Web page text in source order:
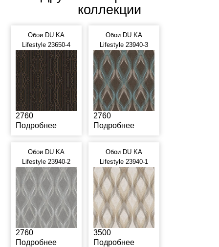
коллекции
Обои DU KA
Lifestyle 23650-4
2760
Подробнее
Обои DU KA
Lifestyle 23940-3
2760
Подробнее
Обои DU KA
Lifestyle 23940-2
2760
Подробнее
Обои DU KA
Lifestyle 23940-1
3500
Подробнее